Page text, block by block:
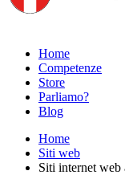
Home
Competenze
Store
Parliamo?
Blog
Home
Siti web
Siti internet web